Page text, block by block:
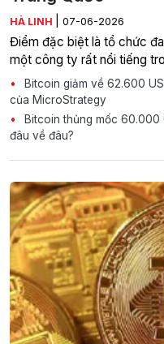
HÀ LINH 07-06-2026
Điểm đặc biệt là tổ chức
một công ty rất nổi tiếng
Bitcoin giảm về 62.600
của MicroStrategy
Bitcoin thủng mốc 60.000
đâu về đâu?